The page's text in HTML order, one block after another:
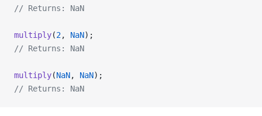
// Returns: NaN
multiply(2, NaN);
// Returns: NaN
multiply(NaN, NaN);
// Returns: NaN